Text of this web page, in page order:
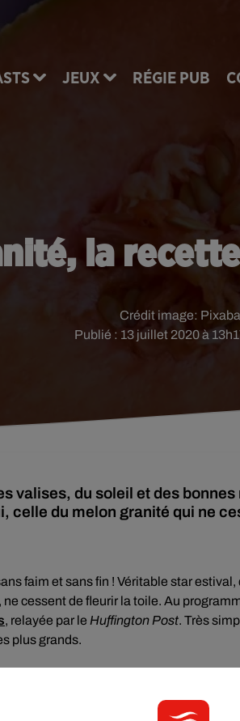
JEUX RÉGIE PUB
la
Publié : 13 juillet 2020 à
Crédit image:
valises, du soleil et des
du melon granité qui ne
faim et sans fin ! Véritable star
cessent de fleurir la toile. Au
, relayée par le Huffington Post. Très
plus grands.
quelques minutes jusqu’à ébullition